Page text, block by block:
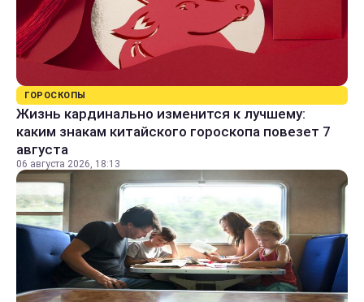
ГОРОСКОПЫ
Жизнь кардинально изменится к лучшему:
каким знакам китайского гороскопа повезет 7
августа
06 августа 2026, 18:13